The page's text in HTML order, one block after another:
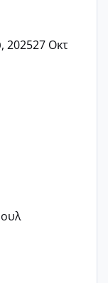
202527 Οκτ